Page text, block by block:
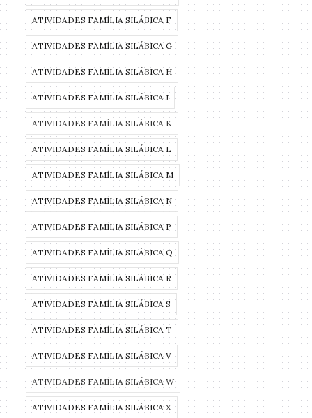
ATIVIDADES FAMÍLIA SILÁBICA F
ATIVIDADES FAMÍLIA SILÁBICA G
ATIVIDADES FAMÍLIA SILÁBICA H
ATIVIDADES FAMÍLIA SILÁBICA J
ATIVIDADES FAMÍLIA SILÁBICA K
ATIVIDADES FAMÍLIA SILÁBICA L
ATIVIDADES FAMÍLIA SILÁBICA M
ATIVIDADES FAMÍLIA SILÁBICA N
ATIVIDADES FAMÍLIA SILÁBICA P
ATIVIDADES FAMÍLIA SILÁBICA Q
ATIVIDADES FAMÍLIA SILÁBICA R
ATIVIDADES FAMÍLIA SILÁBICA S
ATIVIDADES FAMÍLIA SILÁBICA T
ATIVIDADES FAMÍLIA SILÁBICA V
ATIVIDADES FAMÍLIA SILÁBICA W
ATIVIDADES FAMÍLIA SILÁBICA X